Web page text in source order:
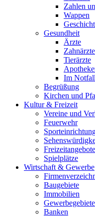
Zahlen
Wappen
Gesundheit
Ärzte
Zahnärzte
Tierärzte
Im Notfall
Begrüßung
Kirchen und
Kultur & Freizeit
Vereine und
Feuerwehr
Freizeitangebote
Spielplätze
Wirtschaft & Gewerbe
Baugebiete
Immobilien
Gewerbegebiete
Banken